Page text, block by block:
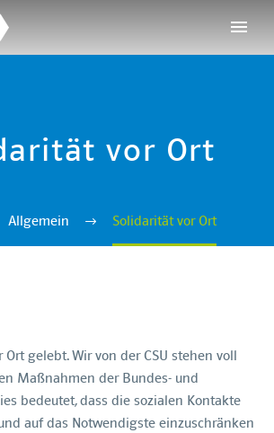
vor Ort
Allgemein Solidarität vor Ort
gelebt. Wir von der CSU stehen voll
Maßnahmen der Bundes- und
bedeutet, dass die sozialen Kontakte
auf das Notwendigste einzuschränken